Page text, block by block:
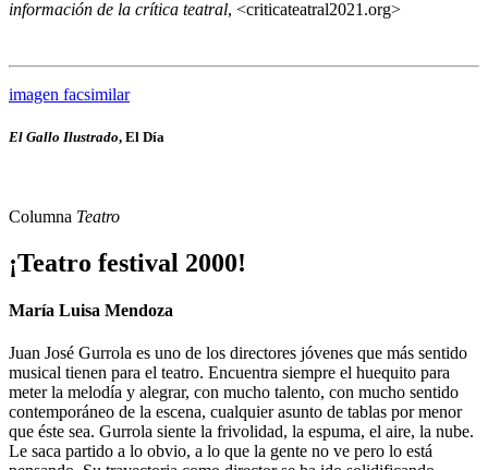
información de la crítica teatral, <criticateatral2021.org>
imagen facsimilar
El Gallo Ilustrado, El Día
Columna Teatro
¡Teatro festival 2000!
María Luisa Mendoza
Juan José Gurrola es uno de los directores jóvenes que más sentido
musical tienen para el teatro. Encuentra siempre el huequito para
meter la melodía y alegrar, con mucho talento, con mucho sentido
contemporáneo de la escena, cualquier asunto de tablas por menor
que éste sea. Gurrola siente la frivolidad, la espuma, el aire, la nube.
Le saca partido a lo obvio, a lo que la gente no ve pero lo está